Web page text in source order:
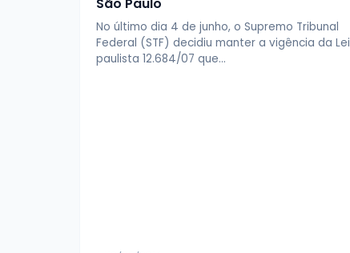
No último dia 4 de junho, o Supremo Tribunal
Federal (STF) decidiu manter a vigência da Lei
paulista 12.684/07 que…